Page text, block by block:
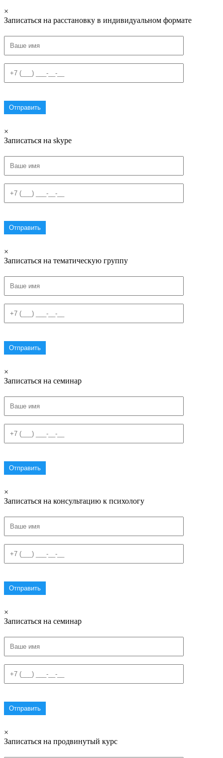
×
Записаться на расстановку в индивидуальном формате
×
Записаться на skype
×
Записаться на тематическую группу
×
Записаться на семинар
×
Записаться на консультацию к психологу
×
Записаться на семинар
×
Записаться на продвинутый курс